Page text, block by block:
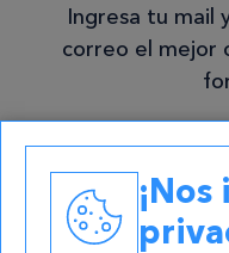
Ingresa tu mail
correo el mejor
Estoy de